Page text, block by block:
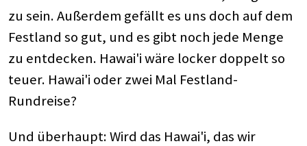
zu sein. Außerdem gefällt es uns doch auf dem
Festland so gut, und es gibt noch jede Menge
zu entdecken. Hawai'i wäre locker doppelt so
teuer. Hawai'i oder zwei Mal Festland-
Rundreise?
Und überhaupt: Wird das Hawai'i, das wir